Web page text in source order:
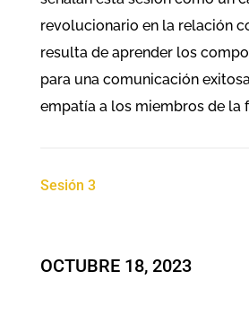
revolucionario en la relación
resulta de aprender los
para una comunicación
empatía a los miembros de la
Sesión 3
OCTUBRE 18, 2023